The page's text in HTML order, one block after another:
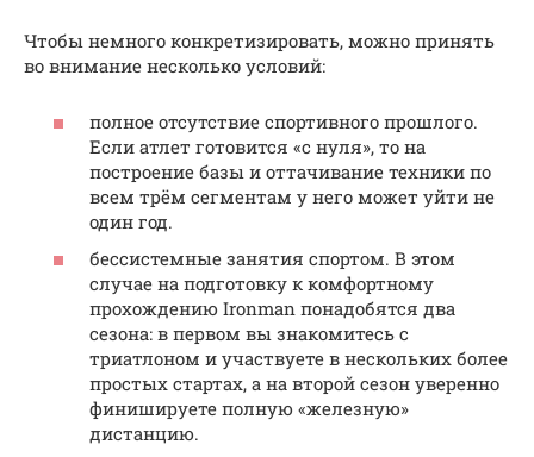
Чтобы немного конкретизировать, можно принять
во внимание несколько условий:
полное отсутствие спортивного прошлого.
Если атлет готовится «с нуля», то на
построение базы и оттачивание техники по
всем трём сегментам у него может уйти не
один год.
бессистемные занятия спортом. В этом
случае на подготовку к комфортному
прохождению Ironman понадобятся два
сезона: в первом вы знакомитесь с
триатлоном и участвуете в нескольких более
простых стартах, а на второй сезон уверенно
финишируете полную «железную»
дистанцию.